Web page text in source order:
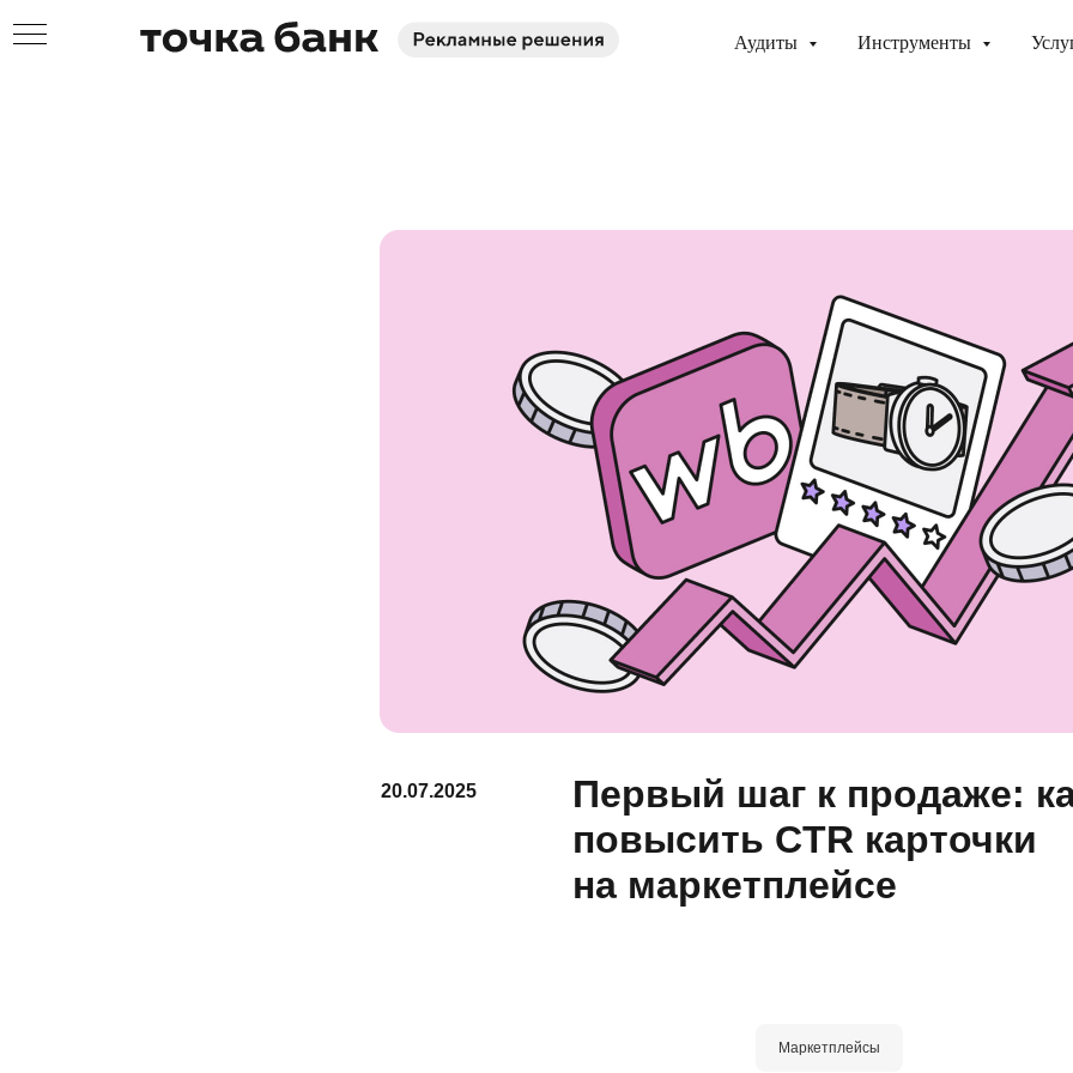
Аудиты Инструменты
Первый шаг к продаже:
повысить CTR карточки
на маркетплейсе
20.07.2025
Маркетплейсы